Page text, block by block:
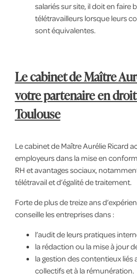
salariés sur site, il doit en faire
télétravailleurs lorsque leurs
sont équivalentes.
Le cabinet de Maître
votre partenaire en
Toulouse
Le cabinet de Maître Aurélie Ricard
employeurs dans la mise en
RH et avantages sociaux,
télétravail et d’égalité de traitement.
Forte de plus de treize ans
conseille les entreprises dans :
l’audit de leurs pratiques
la rédaction ou la mise à jour
la gestion des contentieux liés
collectifs et à la rémunération.